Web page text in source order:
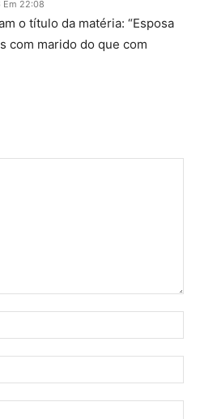
Em 22:08
o título da matéria: “Esposa
com marido do que com